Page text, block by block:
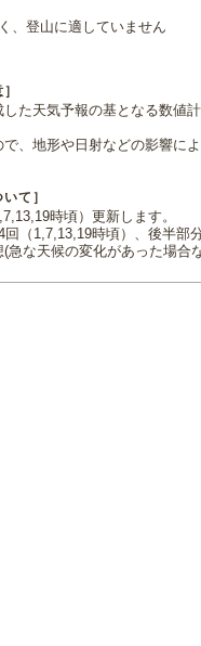
、登山に適していません
た天気予報の基となる数値
、地形や日射などの影響に
て］
時頃）更新します。
（1,7,13,19時頃）、後半部
な天候の変化があった場合